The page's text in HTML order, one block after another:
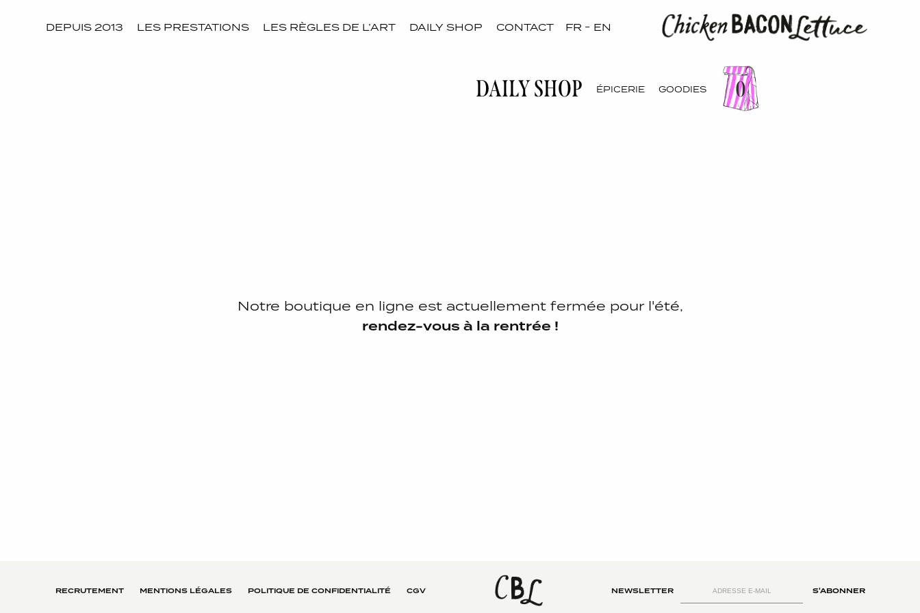
DEPUIS 2013 LES PRESTATIONS LES RÈGLES DE L’ART DAILY SHOP CONTACT FR EN
DAILY SHOP ÉPICERIE GOODIES 0
Notre boutique en ligne est actuellement fermée pour l'été,
rendez-vous à la rentrée !
RECRUTEMENT MENTIONS LÉGALES POLITIQUE DE CONFIDENTIALITÉ CGV NEWSLETTER S'ABONNER